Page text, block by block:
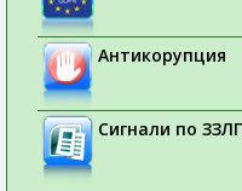
Антикорупция
Сигнали по